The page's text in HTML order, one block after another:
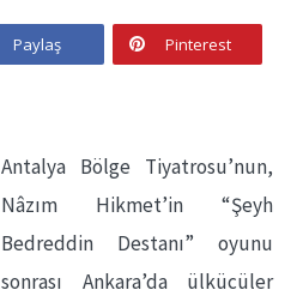
Paylaş Pinterest
Antalya Bölge Tiyatrosu’nun,
Nâzım Hikmet’in “Şeyh
Bedreddin Destanı” oyunu
sonrası Ankara’da ülkücüler